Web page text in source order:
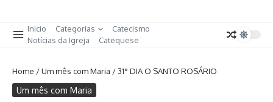
Inicio Categorias
Catecismo
Notícias da Igreja
Catequese
Home /Um mês com Maria /31° DIA O SANTO ROSÁRIO
Um mês com Maria